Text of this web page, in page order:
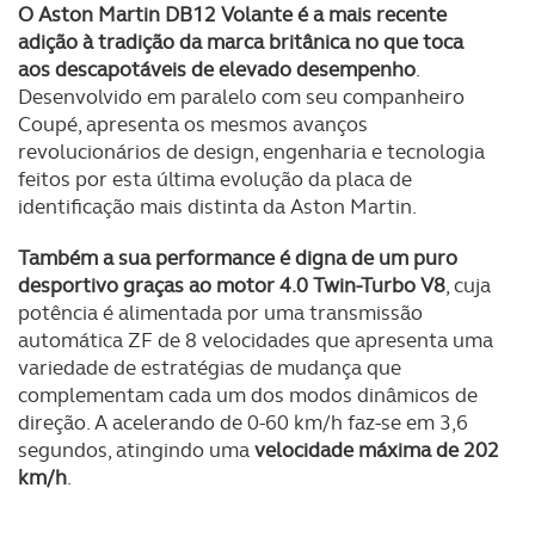
O Aston Martin DB12 Volante é a mais recente
adição à tradição da marca britânica no que toca
aos descapotáveis de elevado desempenho.
Desenvolvido em paralelo com seu companheiro
Coupé, apresenta os mesmos avanços
revolucionários de design, engenharia e tecnologia
feitos por esta última evolução da placa de
identificação mais distinta da Aston Martin.
Também a sua performance é digna de um puro
desportivo graças ao motor 4.0 Twin-Turbo V8, cuja
potência é alimentada por uma transmissão
automática ZF de 8 velocidades que apresenta uma
variedade de estratégias de mudança que
complementam cada um dos modos dinâmicos de
direção. A acelerando de 0-60 km/h faz-se em 3,6
segundos, atingindo umavelocidade máxima de 202
km/h.